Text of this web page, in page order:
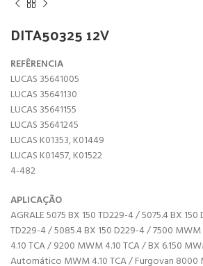
DITA50325 12V
REFÊRENCIA
LUCAS 35641005
LUCAS 35641130
LUCAS 35641155
LUCAS 35641245
LUCAS K01353, K01449
LUCAS K01457, K01522
4-482
APLICAÇÃO
AGRALE 5075 BX 150 TD229-4 / 5075.4 BX
TD229-4 / 5085.4 BX 150 D229-4 / 7500
4.10 TCA / 9200 MWM 4.10 TCA / BX 6.150
Automático MWM 4.10 TCA / Furgovan 8000